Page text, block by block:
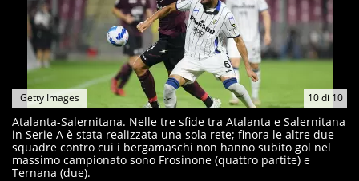
10di 10
Getty Images
Atalanta-Salernitana. Nelle tre sfide tra Atalanta e Salernitana
in Serie A è stata realizzata una sola rete; finora le altre due
squadre contro cui i bergamaschi non hanno subito gol nel
massimo campionato sono Frosinone (quattro partite) e
Ternana (due).